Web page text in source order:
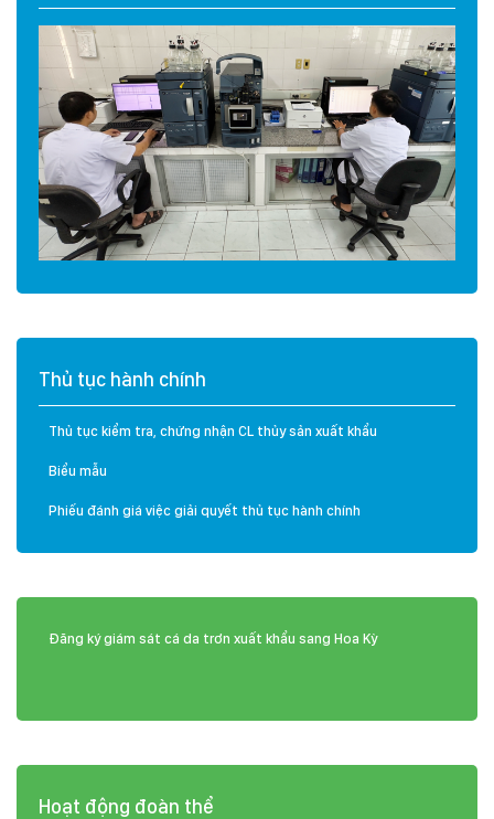
Thủ tục hành chính
Thủ tục kiểm tra, chứng nhận CL thủy sản xuất khẩu
Biểu mẫu
Phiếu đánh giá việc giải quyết thủ tục hành chính
Đăng ký giám sát cá da trơn xuất khẩu sang Hoa Kỳ
Hoạt động đoàn thể